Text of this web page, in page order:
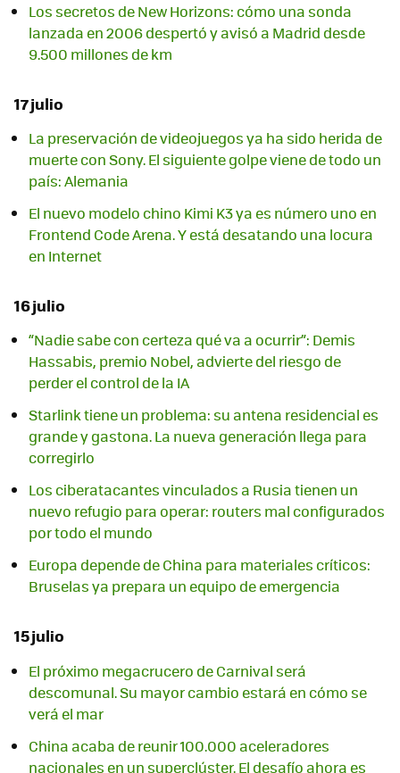
Los secretos de New Horizons: cómo una sonda
lanzada en 2006 despertó y avisó a Madrid desde
9.500 millones de km
17 julio
La preservación de videojuegos ya ha sido herida de
muerte con Sony. El siguiente golpe viene de todo un
país: Alemania
El nuevo modelo chino Kimi K3 ya es número uno en
Frontend Code Arena. Y está desatando una locura
en Internet
16 julio
“Nadie sabe con certeza qué va a ocurrir”: Demis
Hassabis, premio Nobel, advierte del riesgo de
perder el control de la IA
Starlink tiene un problema: su antena residencial es
grande y gastona. La nueva generación llega para
corregirlo
Los ciberatacantes vinculados a Rusia tienen un
nuevo refugio para operar: routers mal configurados
por todo el mundo
Europa depende de China para materiales críticos:
Bruselas ya prepara un equipo de emergencia
15 julio
El próximo megacrucero de Carnival será
descomunal. Su mayor cambio estará en cómo se
verá el mar
China acaba de reunir 100.000 aceleradores
nacionales en un superclúster. El desafío ahora es